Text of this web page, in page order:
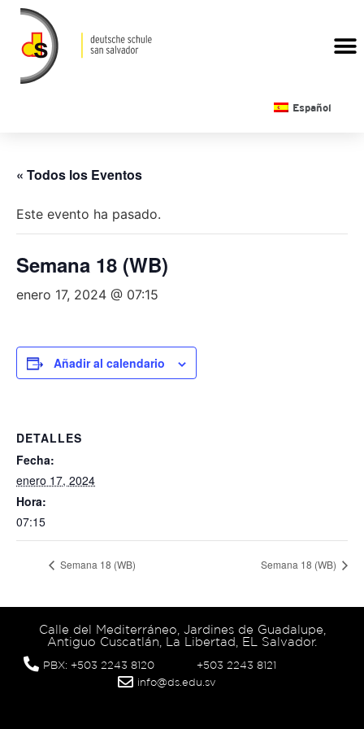
Español
« Todos los Eventos
Este evento ha pasado.
Semana 18 (WB)
enero 17, 2024 @ 07:15
Añadir al calendario
DETALLES
Fecha:
enero 17, 2024
Hora:
07:15
Semana 18 (WB) Semana 18 (WB)
Calle del Mediterráneo, Jardines de Guadalupe,
Antiguo Cuscatlán, La Libertad, EL Salvador.
PBX: +503 2243 8120
+503 2243 8121
info@ds.edu.sv